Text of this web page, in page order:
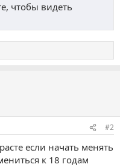
чтобы видеть
#2
если начать менять
к 18 годам